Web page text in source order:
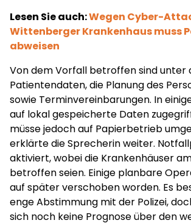
Lesen Sie auch:Wegen Cyber-
Wittenberger Krankenhaus muss
abweisen
Von dem Vorfall betroffen sind unter
Patientendaten, die Planung des
sowie Terminvereinbarungen. In
auf lokal gespeicherte Daten
müsse jedoch auf Papierbetrieb
erklärte die Sprecherin weiter.
aktiviert, wobei die Krankenhäuser
betroffen seien. Einige planbare
auf später verschoben worden. Es
enge Abstimmung mit der Polizei,
sich noch keine Prognose über den